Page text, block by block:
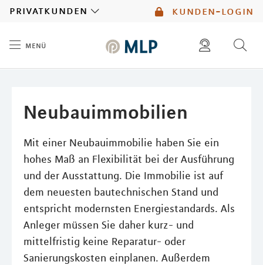
kunden-login
privatkunden
menü
Neubauimmobilien
Mit einer Neubauimmobilie haben Sie ein
hohes Maß an Flexibilität bei der Ausführung
und der Ausstattung. Die Immobilie ist auf
dem neuesten bautechnischen Stand und
entspricht modernsten Energiestandards. Als
Anleger müssen Sie daher kurz- und
mittelfristig keine Reparatur- oder
Sanierungskosten einplanen. Außerdem